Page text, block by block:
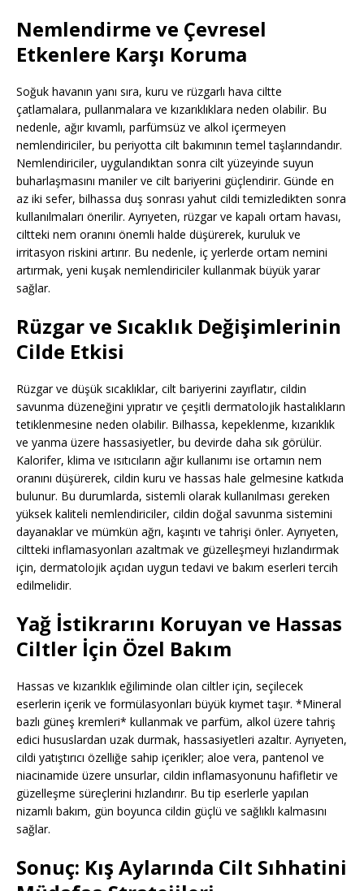
Nemlendirme ve Çevresel
Etkenlere Karşı Koruma
Soğuk havanın yanı sıra, kuru ve rüzgarlı hava ciltte
çatlamalara, pullanmalara ve kızarıklıklara neden olabilir. Bu
nedenle, ağır kıvamlı, parfümsüz ve alkol içermeyen
nemlendiriciler, bu periyotta cilt bakımının temel taşlarındandır.
Nemlendiriciler, uygulandıktan sonra cilt yüzeyinde suyun
buharlaşmasını maniler ve cilt bariyerini güçlendirir. Günde en
az iki sefer, bilhassa duş sonrası yahut cildi temizledikten sonra
kullanılmaları önerilir. Ayrıyeten, rüzgar ve kapalı ortam havası,
ciltteki nem oranını önemli halde düşürerek, kuruluk ve
irritasyon riskini artırır. Bu nedenle, iç yerlerde ortam nemini
artırmak, yeni kuşak nemlendiriciler kullanmak büyük yarar
sağlar.
Rüzgar ve Sıcaklık Değişimlerinin
Cilde Etkisi
Rüzgar ve düşük sıcaklıklar, cilt bariyerini zayıflatır, cildin
savunma düzeneğini yıpratır ve çeşitli dermatolojik hastalıkların
tetiklenmesine neden olabilir. Bilhassa, kepeklenme, kızarıklık
ve yanma üzere hassasiyetler, bu devirde daha sık görülür.
Kalorifer, klima ve ısıtıcıların ağır kullanımı ise ortamın nem
oranını düşürerek, cildin kuru ve hassas hale gelmesine katkıda
bulunur. Bu durumlarda, sistemli olarak kullanılması gereken
yüksek kaliteli nemlendiriciler, cildin doğal savunma sistemini
dayanaklar ve mümkün ağrı, kaşıntı ve tahrişi önler. Ayrıyeten,
ciltteki inflamasyonları azaltmak ve güzelleşmeyi hızlandırmak
için, dermatolojik açıdan uygun tedavi ve bakım eserleri tercih
edilmelidir.
Yağ İstikrarını Koruyan ve Hassas
Ciltler İçin Özel Bakım
Hassas ve kızarıklık eğiliminde olan ciltler için, seçilecek
eserlerin içerik ve formülasyonları büyük kıymet taşır. *Mineral
bazlı güneş kremleri* kullanmak ve parfüm, alkol üzere tahriş
edici hususlardan uzak durmak, hassasiyetleri azaltır. Ayrıyeten,
cildi yatıştırıcı özelliğe sahip içerikler; aloe vera, pantenol ve
niacinamide üzere unsurlar, cildin inflamasyonunu hafifletir ve
güzelleşme süreçlerini hızlandırır. Bu tip eserlerle yapılan
nizamlı bakım, gün boyunca cildin güçlü ve sağlıklı kalmasını
sağlar.
Sonuç: Kış Aylarında Cilt Sıhhatini